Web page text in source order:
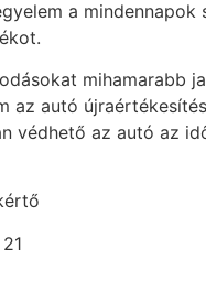
a
mihamarabb
az autó
védhető az autó az